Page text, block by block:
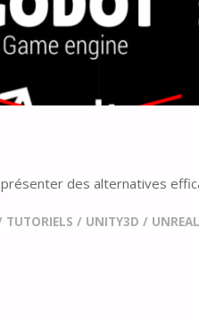
des alternatives
TUTORIELS / UNITY3D /